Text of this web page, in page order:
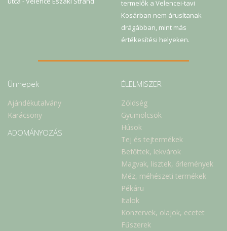
termelők a Velencei-tavi
Kosárban nem árusítanak
drágábban, mint más
értékesítési helyeken.
Ünnepek
Ajándékutalvány
Karácsony
ADOMÁNYOZÁS
ÉLELMISZER
Zöldség
Gyümölcsök
Húsok
Tej és tejtermékek
Befőttek, lekvárok
Magvak, lisztek, őrlemények
Méz, méhészeti termékek
Pékáru
Italok
Konzervek, olajok, ecetet
Fűszerek